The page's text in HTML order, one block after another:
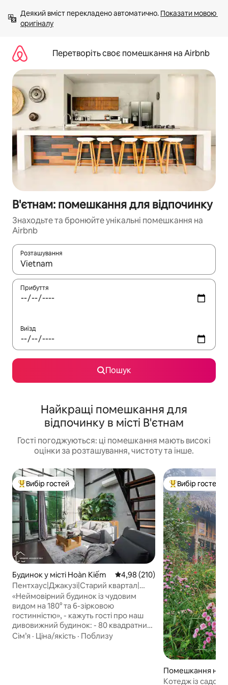
вмісту
Деякий вміст перекладено автоматично. Показати мовою
оригіналу
Перетворіть своє помешкання на Airbnb
В'єтнам: помешкання для відпочинку
Знаходьте та бронюйте унікальні помешкання на
Airbnb
Розташування
Отримавши результати пошуку, використовуйте для
Прибуття
Виїзд
Пошук
Найкращі помешкання для
відпочинку в місті В'єтнам
Гості погоджуються: ці помешкання мають високі
оцінки за розташування, чистоту та інше.
Топ вибір гостей
Вибір гостей
Будинок у місті Hoàn Kiếm Середня оцінка: 4,98 з 5,
4,98 (210)
Пентхаус|Джакузі|Старий квартал|
Кухня|Netflix|ТВ
«Неймовірний будинок із чудовим
видом на 180° та 6-зірковою
гостинністю», - кажуть гості про наш
дивовижний будинок: - 80 квадратних
метрів лофт (на даху — панорамний
Сім’я · Ціна/якість · Поблизу
Топ вибір гостей
Вибір гостей
Помешкання на
сті Lâm Thượng
Котедж із садом